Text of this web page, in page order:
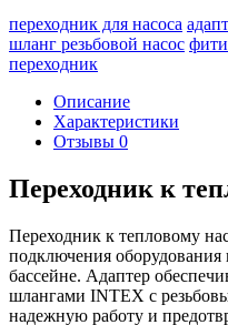
переходник для насоса
шланг резьбовой насос
переходник
Описание
Характеристики
Отзывы 0
Переходник к
Переходник к тепловому
подключения
бассейне. Адаптер
шлангами INTEX с
надежную работу и